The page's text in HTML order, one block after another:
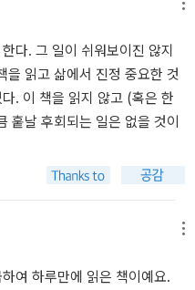
경지에 두기 바란다. 그것은
경지다. 평범한 아이를 세종,
오나르도 다 빈치, 처칠, 에디
쪽 자본주의 시스
학을 공부하지 않을까? 3장에
장 공원, 수영장 안내원, 철도
을 살았다. 자본주의의 승자가
만, 그곳에서도 오랜 시간 고배
세계 금융계의 황제가 되기까
다. 그 일이 쉬워보이진 않지
을 읽고 삶에서 진정 중요한 것
. 이 책을 읽지 않고 (혹은 한
훝날 후회되는 일은 없을 것이
여 하루만에 읽은 책이예요.